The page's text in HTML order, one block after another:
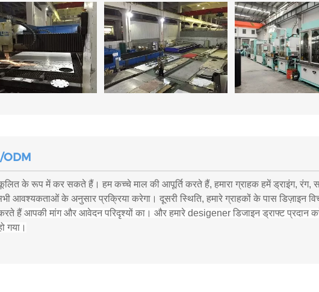
ODM
के रूप में कर सकते हैं। हम कच्चे माल की आपूर्ति करते हैं, हमारा ग्राहक हमें ड्राइंग, रंग,
आवश्यकताओं के अनुसार प्रक्रिया करेगा। दूसरी स्थिति, हमारे ग्राहकों के पास डिज़ाइन
हैं आपकी मांग और आवेदन परिदृश्यों का। और हमारे desigener डिजाइन ड्राफ्ट प्रदान
गया।